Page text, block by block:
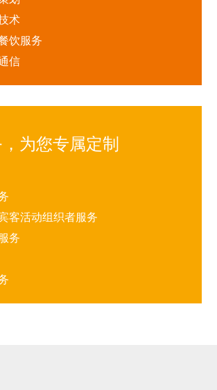
术
饮服务
信
为您专属定制
客活动组织者服务
务